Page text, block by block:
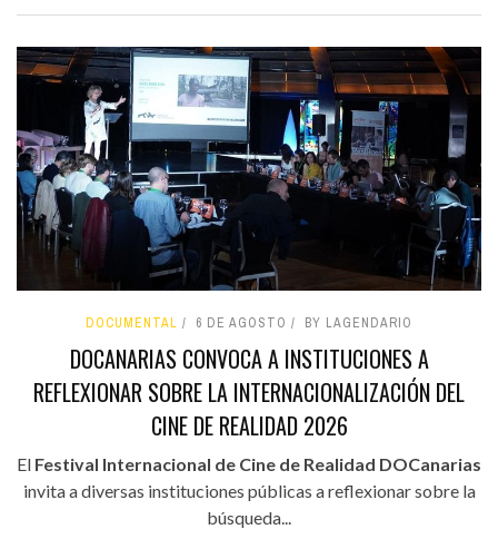
DOCUMENTAL 6 DE AGOSTO BY LAGENDARIO
DOCANARIAS CONVOCA A INSTITUCIONES A
REFLEXIONAR SOBRE LA INTERNACIONALIZACIÓN DEL
CINE DE REALIDAD 2026
El Festival Internacional de Cine de Realidad DOCanarias
invita a diversas instituciones públicas a reflexionar sobre la
búsqueda...